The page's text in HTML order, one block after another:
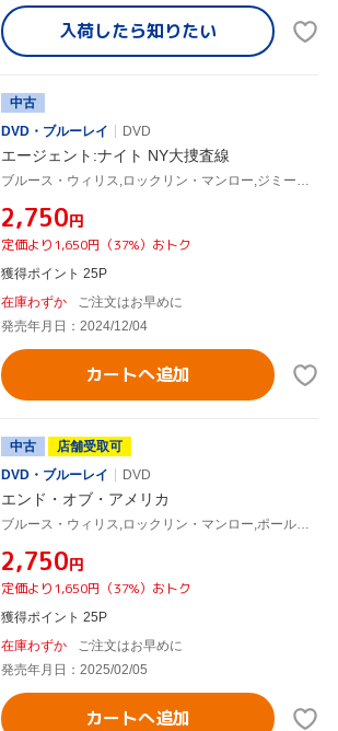
入荷したら知りたい
中古
DVD・ブルーレイ
DVD
エージェント:ナイト NY大捜査線
ブルース・ウィリス,ロックリン・マンロー,ジミー・ジャン=ルイ,キーヤ・キング,エドワード・ドレイク
¥2,750円
定価より1,650円（37%）おトク
獲得ポイント 25P
在庫わずか
ご注文はお早めに
発売年月日：2024/12/04
カートへ追加
中古
店舗受取可
DVD・ブルーレイ
DVD
エンド・オブ・アメリカ
ブルース・ウィリス,ロックリン・マンロー,ポール・ヨハンセン,ウィロー・シールズ,エドワード・ドレイク
¥2,750円
定価より1,650円（37%）おトク
獲得ポイント 25P
在庫わずか
ご注文はお早めに
発売年月日：2025/02/05
カートへ追加